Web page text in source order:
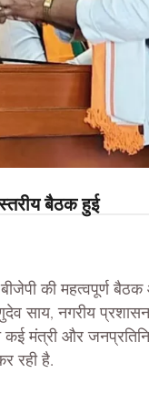
बैठक हुई
बीजेपी की महत्वपूर्ण
साय, नगरीय
मंत्री और
रही है.